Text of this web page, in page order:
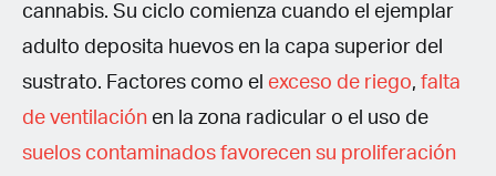
cannabis. Su ciclo comienza cuando el ejemplar
adulto deposita huevos en la capa superior del
sustrato. Factores como el exceso de riego, falta
de ventilación en la zona radicular o el uso de
suelos contaminados favorecen su proliferación